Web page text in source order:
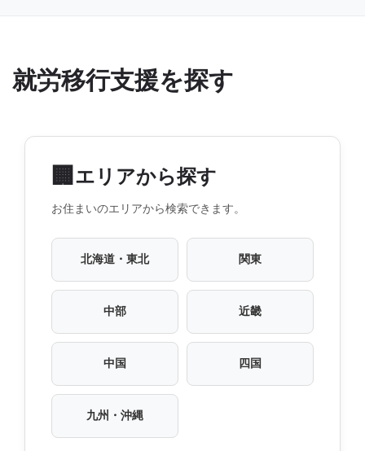
就労移行支援を探す
🏢 エリアから探す
お住まいのエリアから検索できます。
北海道・東北 関東
中部 近畿
中国 四国
九州・沖縄